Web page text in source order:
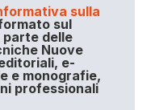
sulla
sul
delle
Nuove
e-
e monografie,
professionali